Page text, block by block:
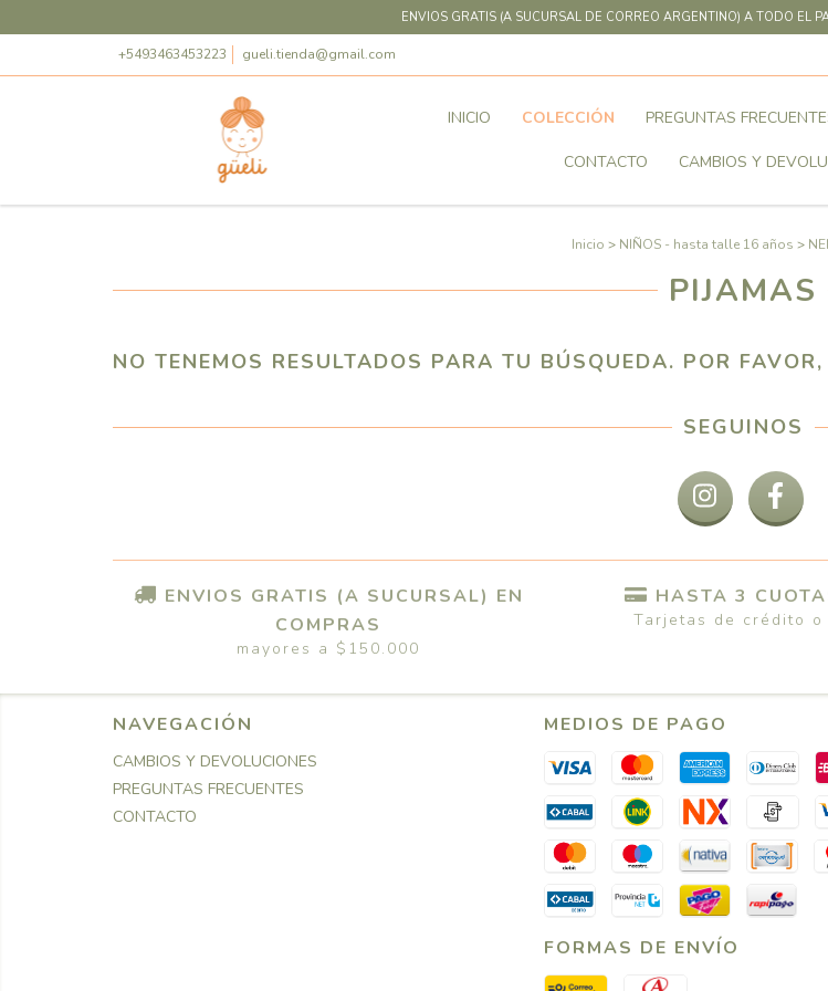
ENVIOS GRATIS (A SUCURSAL DE CORREO ARGENTINO) A TODO EL
+5493463453223 gueli.tienda@gmail.com
INICIO COLECCIÓN PREGUNTAS
CONTACTO CAMBIOS Y
Inicio > NIÑOS - hasta talle 16 años >
PIJAMAS
NO TENEMOS RESULTADOS PARA TU BÚSQUEDA. POR
SEGUINOS
ENVIOS GRATIS (A SUCURSAL) EN
COMPRAS
mayores a $150.000
HASTA 3
Tarjetas de crédito o
NAVEGACIÓN
CAMBIOS Y DEVOLUCIONES
PREGUNTAS FRECUENTES
CONTACTO
MEDIOS DE PAGO
FORMAS DE ENVÍO